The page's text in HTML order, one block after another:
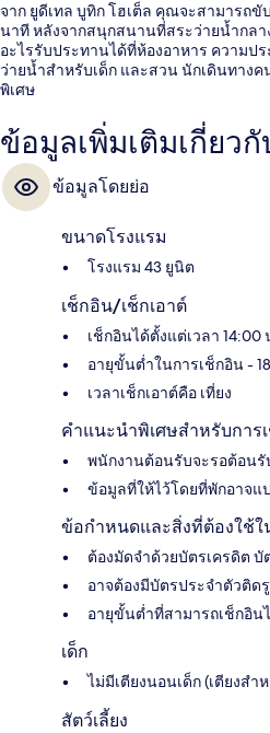
จาก ยูดีเทล บูทิก โฮเต็ล คุณจะสามารถขั
นาที หลังจากสนุกสนานที่สระว่ายน้ำกล
อะไรรับประทานได้ที่ห้องอาหาร ความป
ว่ายน้ำสำหรับเด็ก และสวน นักเดินทาง
พิเศษ
ข้อมูลเพิ่มเติมเกี่ยว
ข้อมูลโดยย่อ
ขนาดโรงแรม
โรงแรม 43 ยูนิต
เช็กอิน/เช็กเอาต์
เช็กอินได้ตั้งแต่เวลา 14:00
อายุขั้นต่ำในการเช็กอิน - 18
เวลาเช็กเอาต์คือ เที่ยง
คำแนะนำพิเศษสำหรับการ
พนักงานต้อนรับจะรอต้อนรั
ข้อมูลที่ให้ไว้โดยที่พักอาจแ
ข้อกำหนดและสิ่งที่ต้องใช้ใ
ต้องมัดจำด้วยบัตรเครดิต บั
อาจต้องมีบัตรประจำตัวติด
อายุขั้นต่ำที่สามารถเช็กอิน
เด็ก
ไม่มีเตียงนอนเด็ก (เตียงสำ
สัตว์เลี้ยง